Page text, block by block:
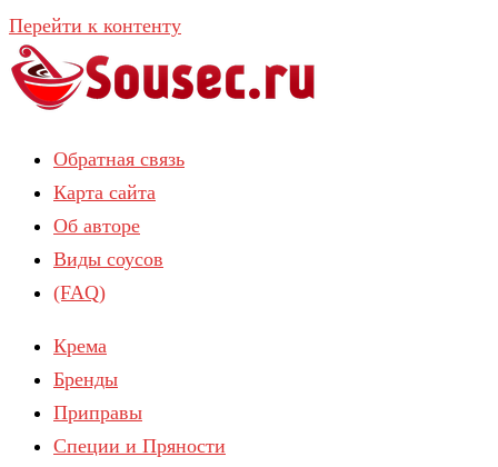
Перейти к контенту
Обратная связь
Карта сайта
Об авторе
Виды соусов
(FAQ)
Крема
Бренды
Приправы
Специи и Пряности